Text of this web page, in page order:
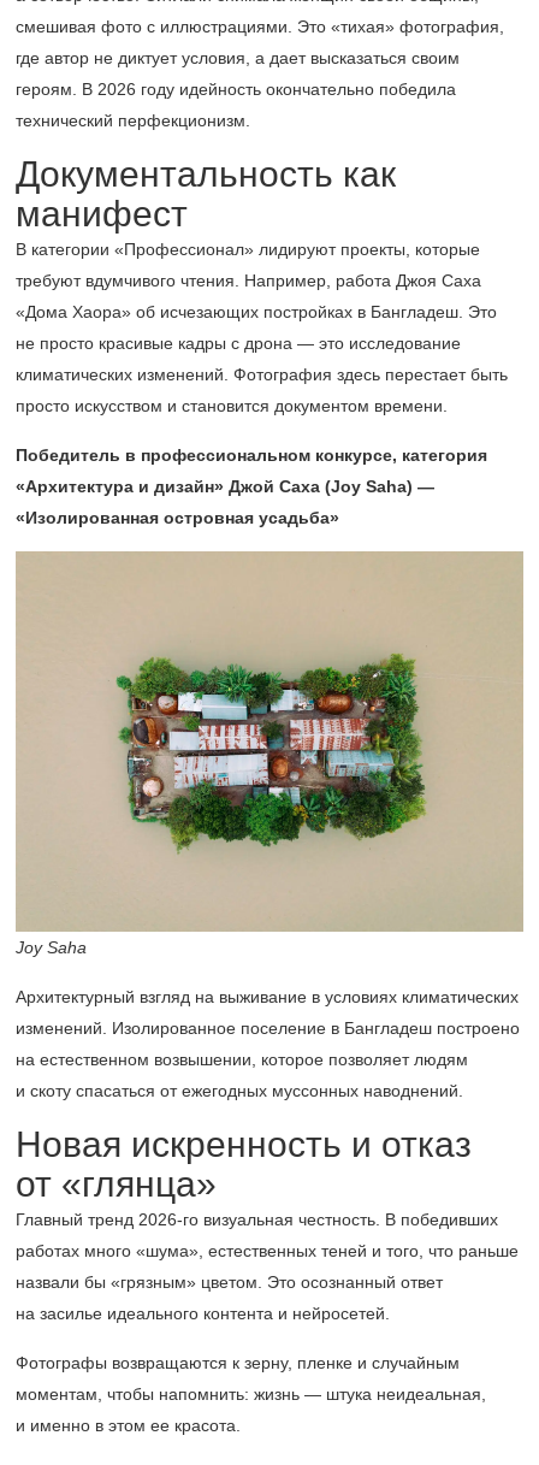
смешивая фото с иллюстрациями. Это «тихая» фотография,
где автор не диктует условия, а дает высказаться своим
героям. В 2026 году идейность окончательно победила
технический перфекционизм.
Документальность как
манифест
В категории «Профессионал» лидируют проекты, которые
требуют вдумчивого чтения. Например, работа Джоя Саха
«Дома Хаора» об исчезающих постройках в Бангладеш. Это
не просто красивые кадры с дрона — это исследование
климатических изменений. Фотография здесь перестает быть
просто искусством и становится документом времени.
Победитель в профессиональном конкурсе, категория
«Архитектура и дизайн» Джой Саха (Joy Saha) —
«Изолированная островная усадьба»
Joy Saha
Архитектурный взгляд на выживание в условиях климатических
изменений. Изолированное поселение в Бангладеш построено
на естественном возвышении, которое позволяет людям
и скоту спасаться от ежегодных муссонных наводнений.
Новая искренность и отказ
от «глянца»
Главный тренд 2026-го визуальная честность. В победивших
работах много «шума», естественных теней и того, что раньше
назвали бы «грязным» цветом. Это осознанный ответ
на засилье идеального контента и нейросетей.
Фотографы возвращаются к зерну, пленке и случайным
моментам, чтобы напомнить: жизнь — штука неидеальная,
и именно в этом ее красота.